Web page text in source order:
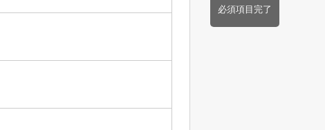
必須項目完了